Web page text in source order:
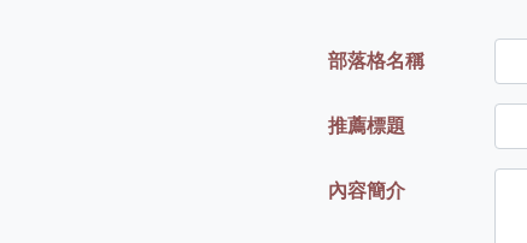
部落格名稱
推薦標題
內容簡介